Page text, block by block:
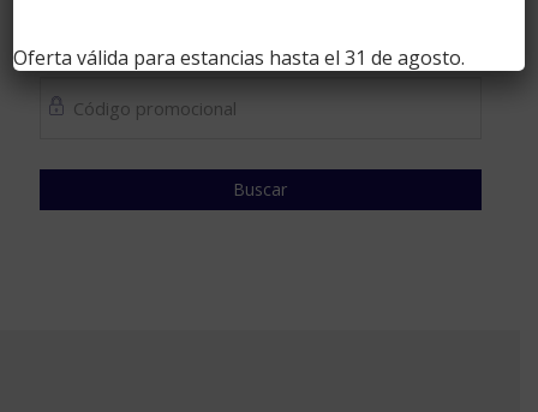
Buscar
Oferta válida para estancias hasta el31 de agosto.